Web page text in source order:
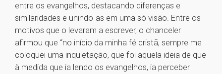
entre os evangelhos, destacando diferenças e
similaridades e unindo-as em uma só visão. Entre os
motivos que o levaram a escrever, o chanceler
afirmou que “no início da minha fé cristã, sempre me
coloquei uma inquietação, que foi aquela ideia de que
à medida que ia lendo os evangelhos, ia perceber